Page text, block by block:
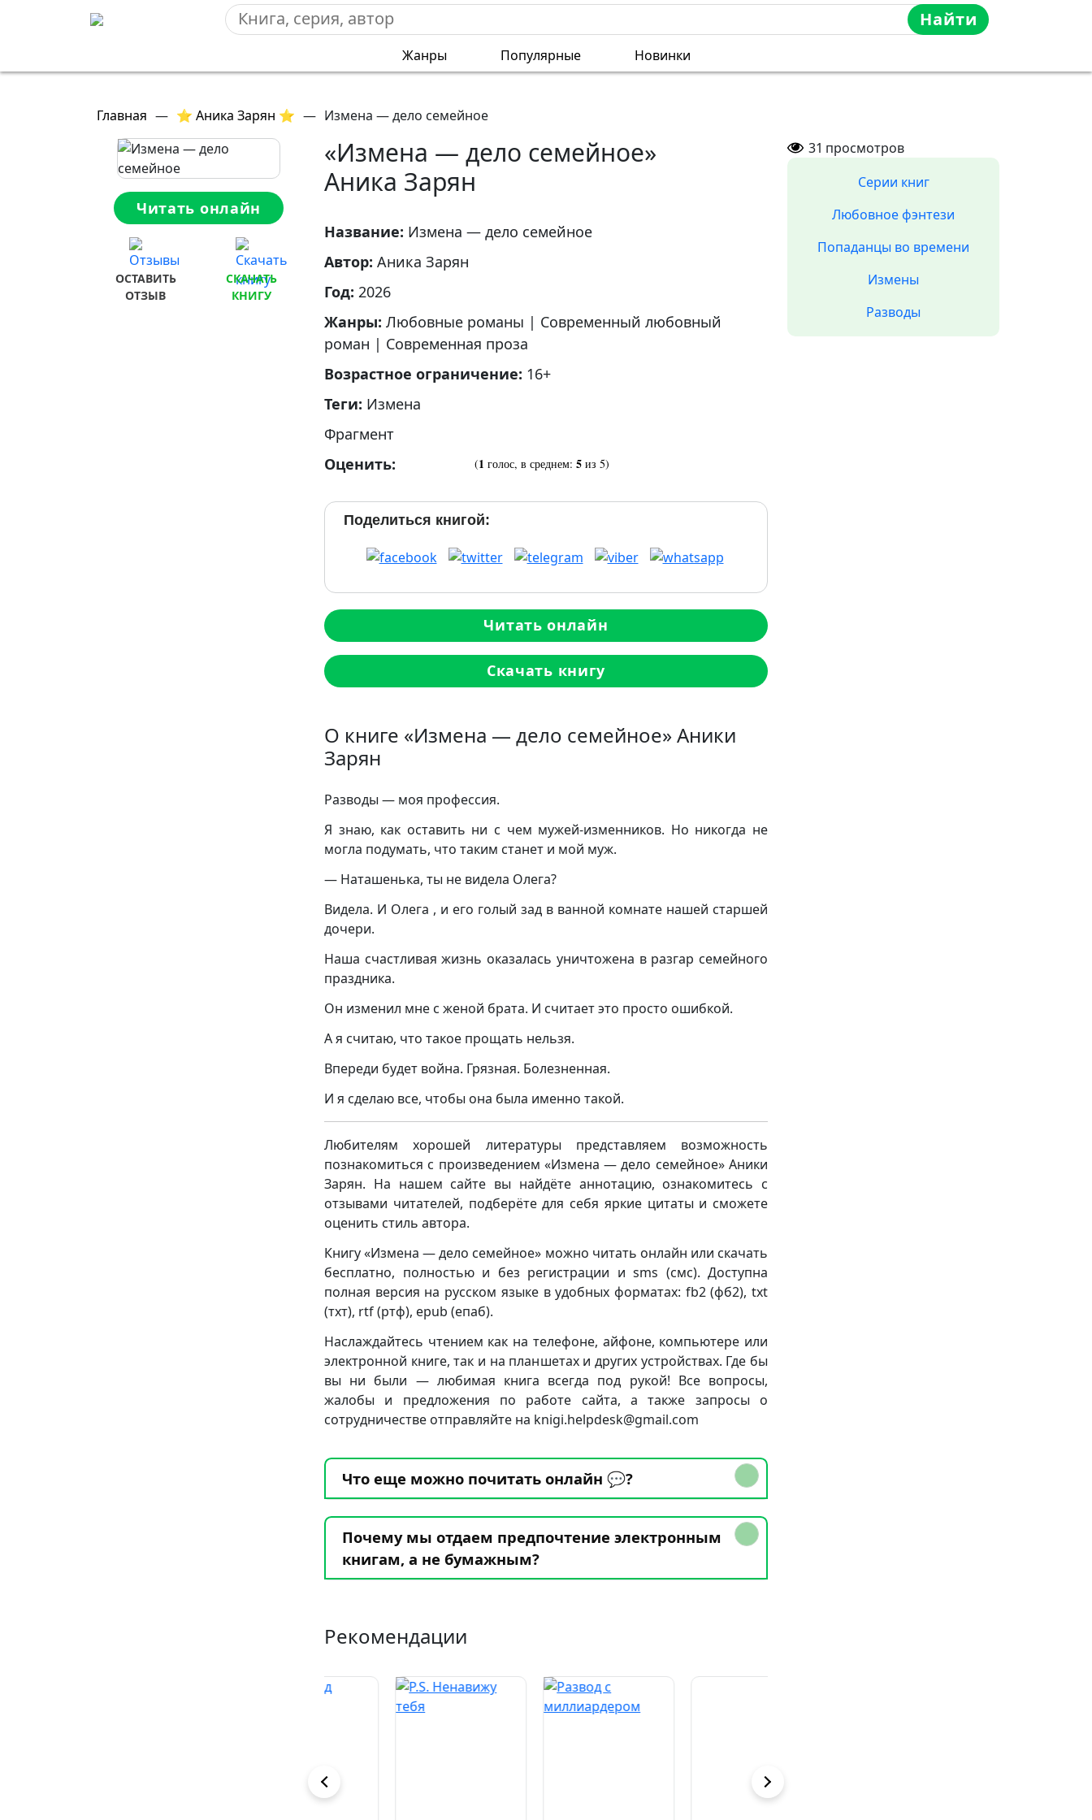
Найти
Жанры Популярные Новинки
Главная — ⭐ Аника Зарян ⭐ — Измена — дело семейное
Читать онлайн
ОСТАВИТЬ
ОТЗЫВ
СКАЧАТЬ
КНИГУ
«Измена — дело семейное»
Аника Зарян
Название: Измена — дело семейное
Автор: Аника Зарян
Год: 2026
Жанры: Любовные романы | Современный любовный
роман | Современная проза
Возрастное ограничение: 16+
Теги: Измена
Фрагмент
Оценить:
(1 голос, в среднем: 5 из 5)
Поделиться книгой:
Читать онлайн
Скачать книгу
О книге «Измена — дело семейное» Аники
Зарян
Разводы — моя профессия.
Я знаю, как оставить ни с чем мужей-изменников. Но никогда не
могла подумать, что таким станет и мой муж.
— Наташенька, ты не видела Олега?
Видела. И Олега , и его голый зад в ванной комнате нашей старшей
дочери.
Наша счастливая жизнь оказалась уничтожена в разгар семейного
праздника.
Он изменил мне с женой брата. И считает это просто ошибкой.
А я считаю, что такое прощать нельзя.
Впереди будет война. Грязная. Болезненная.
И я сделаю все, чтобы она была именно такой.
Любителям хорошей литературы представляем возможность
познакомиться с произведением «Измена — дело семейное» Аники
Зарян. На нашем сайте вы найдёте аннотацию, ознакомитесь с
отзывами читателей, подберёте для себя яркие цитаты и сможете
оценить стиль автора.
Книгу «Измена — дело семейное» можно читать онлайн или скачать
бесплатно, полностью и без регистрации и sms (смс). Доступна
полная версия на русском языке в удобных форматах: fb2 (фб2), txt
(тхт), rtf (ртф), epub (епаб).
Наслаждайтесь чтением как на телефоне, айфоне, компьютере или
электронной книге, так и на планшетах и других устройствах. Где бы
вы ни были — любимая книга всегда под рукой! Все вопросы,
жалобы и предложения по работе сайта, а также запросы о
сотрудничестве отправляйте на knigi.helpdesk@gmail.com
Что еще можно почитать онлайн 💬?
Почему мы отдаем предпочтение электронным
книгам, а не бумажным?
Рекомендации
31 просмотров
Серии книг
Любовное фэнтези
Попаданцы во времени
Измены
Разводы